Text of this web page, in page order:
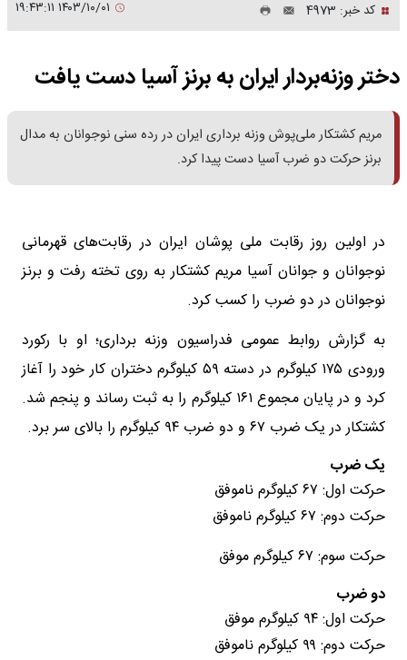
کد خبر: 4973
دختر وزنه‌بردار ایران به برنز آسیا دست یافت
مریم کشتکار ملی‌پوش وزنه برداری ایران در رده سنی نوجوانان به مدال
برنز حرکت دو ضرب آسیا دست پیدا کرد.
در اولین روز رقابت ملی پوشان ایران در رقابت‌های قهرمانی
نوجوانان و جوانان آسیا مریم کشتکار به روی تخته رفت و برنز
نوجوانان در دو ضرب را کسب کرد.
به گزارش روابط عمومی فدراسیون وزنه برداری؛ او با رکورد
ورودی ۱۷۵ کیلوگرم در دسته ۵۹ کیلوگرم دختران کار خود را آغاز
کرد و در پایان مجموع ۱۶۱ کیلوگرم را به ثبت رساند و پنجم شد.
کشتکار در یک ضرب ۶۷ و دو ضرب ۹۴ کیلوگرم را بالای سر برد.
یک ضرب
حرکت اول: ۶۷ کیلوگرم ناموفق
حرکت دوم: ۶۷ کیلوگرم ناموفق
حرکت سوم: ۶۷ کیلوگرم موفق
دو ضرب
حرکت اول: ۹۴ کیلوگرم موفق
حرکت دوم: ۹۹ کیلوگرم ناموفق